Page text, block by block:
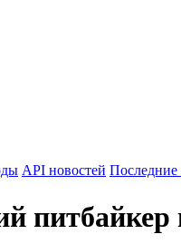
API новостей Последние
питбайкер